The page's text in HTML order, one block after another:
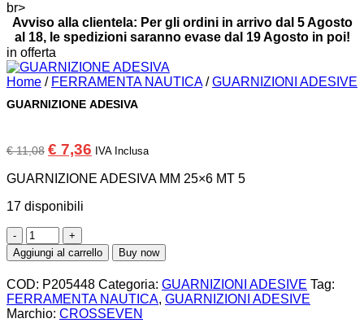
br>
Avviso alla clientela: Per gli ordini in arrivo dal 5 Agosto
al 18, le spedizioni saranno evase dal 19 Agosto in poi!
in offerta
Home / FERRAMENTA NAUTICA / GUARNIZIONI ADESIVE
GUARNIZIONE ADESIVA
€11,08 Il
prezzo
originale
€ 11,08.
€ 7,36 Il
attuale
IVA Inclusa
GUARNIZIONE ADESIVA MM 25×6 MT 5
17 disponibili
GUARNIZIONE
ADESIVA
quantità
Aggiungi al carrello Buy now
COD: P205448 Categoria: GUARNIZIONI ADESIVE Tag:
FERRAMENTA NAUTICA, GUARNIZIONI ADESIVE
Marchio: CROSSEVEN